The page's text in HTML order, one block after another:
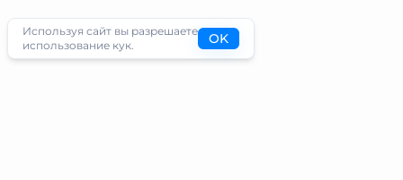
Используя сайт вы разрешаете
использование кук.
OK